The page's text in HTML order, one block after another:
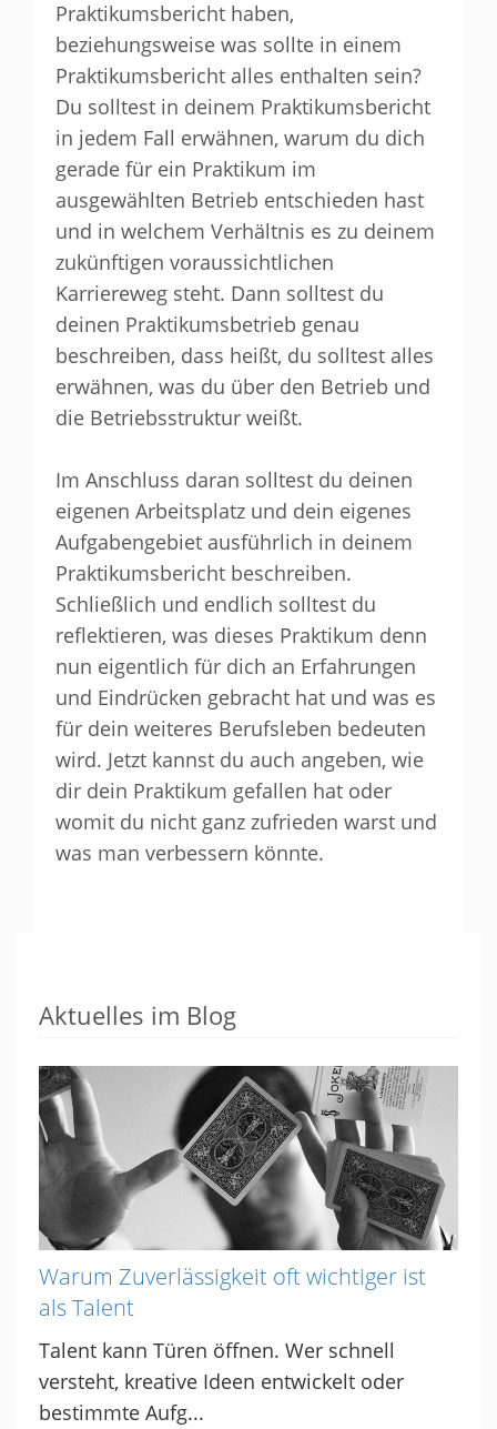
Praktikumsbericht haben,
beziehungsweise was sollte in einem
Praktikumsbericht alles enthalten sein?
Du solltest in deinem Praktikumsbericht
in jedem Fall erwähnen, warum du dich
gerade für ein Praktikum im
ausgewählten Betrieb entschieden hast
und in welchem Verhältnis es zu deinem
zukünftigen voraussichtlichen
Karriereweg steht. Dann solltest du
deinen Praktikumsbetrieb genau
beschreiben, dass heißt, du solltest alles
erwähnen, was du über den Betrieb und
die Betriebsstruktur weißt.
Im Anschluss daran solltest du deinen
eigenen Arbeitsplatz und dein eigenes
Aufgabengebiet ausführlich in deinem
Praktikumsbericht beschreiben.
Schließlich und endlich solltest du
reflektieren, was dieses Praktikum denn
nun eigentlich für dich an Erfahrungen
und Eindrücken gebracht hat und was es
für dein weiteres Berufsleben bedeuten
wird. Jetzt kannst du auch angeben, wie
dir dein Praktikum gefallen hat oder
womit du nicht ganz zufrieden warst und
was man verbessern könnte.
Aktuelles im Blog
Warum Zuverlässigkeit oft wichtiger ist
als Talent
Talent kann Türen öffnen. Wer schnell
versteht, kreative Ideen entwickelt oder
bestimmte Aufg...